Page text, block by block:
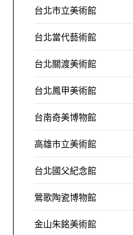
台北市立美術館
台北當代藝術館
台北關渡美術館
台北鳳甲美術館
台南奇美博物館
高雄市立美術館
台北國父紀念館
鶯歌陶瓷博物館
金山朱銘美術館